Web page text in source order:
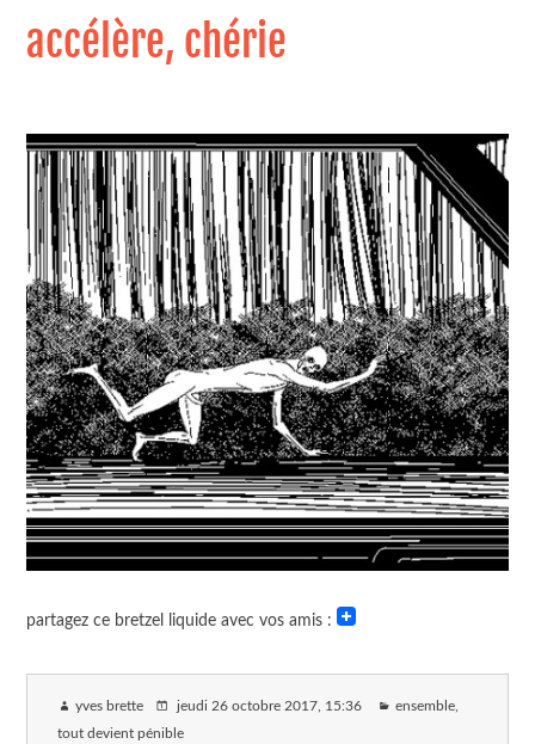
accélère, chérie
partagez ce bretzel liquide avec vos amis :
yves brette jeudi 26 octobre 2017 , 15:36 ensemble,
tout devient pénible